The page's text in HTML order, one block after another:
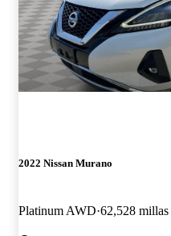
2022 Nissan Murano
Platinum AWD 62,528 millas